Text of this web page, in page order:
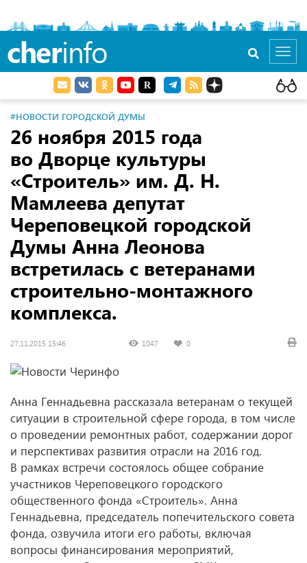
cherinfo
#НОВОСТИ ГОРОДСКОЙ ДУМЫ
26 ноября 2015 года
во Дворце культуры
«Строитель» им. Д. Н.
Мамлеева депутат
Череповецкой городской
Думы Анна Леонова
встретилась с ветеранами
строительно-монтажного
комплекса.
27.11.2015 15:46 1047 0
Анна Геннадьевна рассказала ветеранам о текущей
ситуации в строительной сфере города, в том числе
о проведении ремонтных работ, содержании дорог
и перспективах развития отрасли на 2016 год.
В рамках встречи состоялось общее собрание
участников Череповецкого городского
общественного фонда «Строитель». Анна
Геннадьевна, председатель попечительского совета
фонда, озвучила итоги его работы, включая
вопросы финансирования мероприятий,